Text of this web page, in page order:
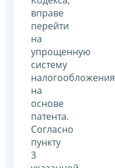
вправе
перейти
на
упрощенную
систему
налогообложения
на
основе
патента.
Согласно
пункту
3